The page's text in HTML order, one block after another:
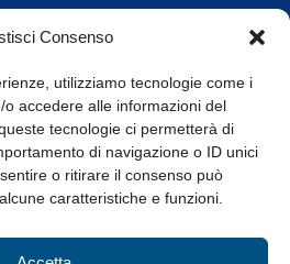
Consenso
utilizziamo tecnologie come i
accedere alle informazioni del
tecnologie ci permetterà di
di navigazione o ID unici
o ritirare il consenso può
caratteristiche e funzioni.
di apertura
/ 14.00-17.30
i diritti riservati
Cookie|Informativa Cookie